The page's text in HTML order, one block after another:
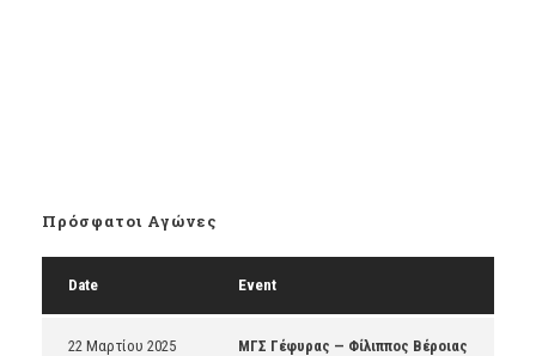
Πρόσφατοι Αγώνες
Date Event
22 Μαρτίου 2025 ΜΓΣ Γέφυρας — Φίλιππος Βέροιας